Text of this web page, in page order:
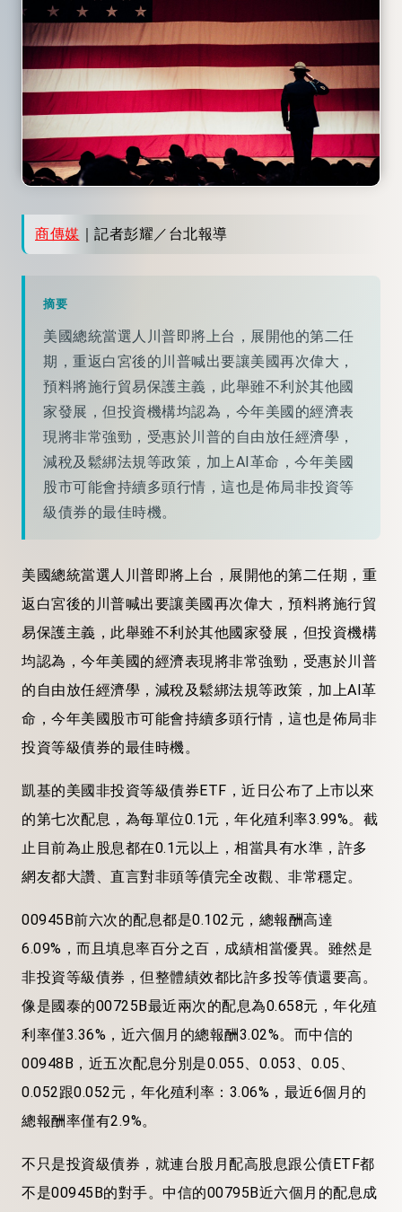
商傳媒 ｜記者彭耀／台北報導
摘要
美國總統當選人川普即將上台，展開他的第二任
期，重返白宮後的川普喊出要讓美國再次偉大，
預料將施行貿易保護主義，此舉雖不利於其他國
家發展，但投資機構均認為，今年美國的經濟表
現將非常強勁，受惠於川普的自由放任經濟學，
減稅及鬆綁法規等政策，加上AI革命，今年美國
股市可能會持續多頭行情，這也是佈局非投資等
級債券的最佳時機。
美國總統當選人川普即將上台，展開他的第二任期，重
返白宮後的川普喊出要讓美國再次偉大，預料將施行貿
易保護主義，此舉雖不利於其他國家發展，但投資機構
均認為，今年美國的經濟表現將非常強勁，受惠於川普
的自由放任經濟學，減稅及鬆綁法規等政策，加上AI革
命，今年美國股市可能會持續多頭行情，這也是佈局非
投資等級債券的最佳時機。
凱基的美國非投資等級債券ETF，近日公布了上市以來
的第七次配息，為每單位0.1元，年化殖利率3.99%。截
止目前為止股息都在0.1元以上，相當具有水準，許多
網友都大讚、直言對非頭等債完全改觀、非常穩定。
00945B前六次的配息都是0.102元，總報酬高達
6.09%，而且填息率百分之百，成績相當優異。雖然是
非投資等級債券，但整體績效都比許多投等債還要高。
像是國泰的00725B最近兩次的配息為0.658元，年化殖
利率僅3.36%，近六個月的總報酬3.02%。而中信的
00948B，近五次配息分別是0.055、0.053、0.05、
0.052跟0.052元，年化殖利率：3.06%，最近6個月的
總報酬率僅有2.9%。
不只是投資級債券，就連台股月配高股息跟公債ETF都
不是00945B的對手。中信的00795B近六個月的配息成